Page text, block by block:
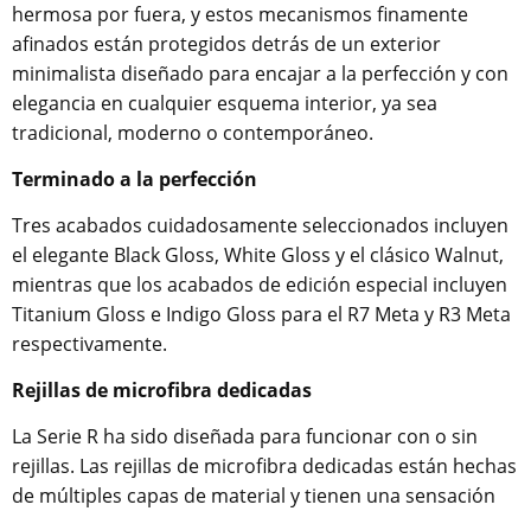
hermosa por fuera, y estos mecanismos finamente
afinados están protegidos detrás de un exterior
minimalista diseñado para encajar a la perfección y con
elegancia en cualquier esquema interior, ya sea
tradicional, moderno o contemporáneo.
Terminado a la perfección
Tres acabados cuidadosamente seleccionados incluyen
el elegante Black Gloss, White Gloss y el clásico Walnut,
mientras que los acabados de edición especial incluyen
Titanium Gloss e Indigo Gloss para el R7 Meta y R3 Meta
respectivamente.
Rejillas de microfibra dedicadas
La Serie R ha sido diseñada para funcionar con o sin
rejillas. Las rejillas de microfibra dedicadas están hechas
de múltiples capas de material y tienen una sensación